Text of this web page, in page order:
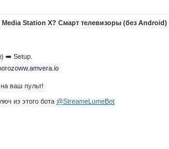
Station X? Смарт телевизоры (без
➡️ Setup.
ваш пульт!
из этого бота @StreameLumeBot